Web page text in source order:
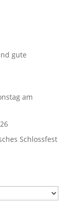
gute
am
Schlossfest